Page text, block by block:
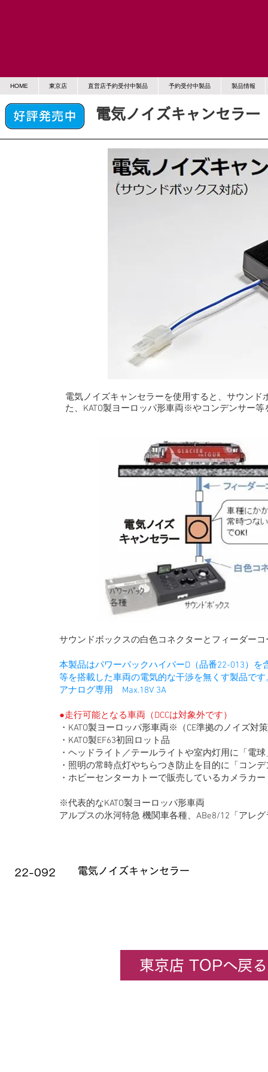
HOME 東京店 直営店予約受付中製品 予約受付中製品 製品情報
電気ノイズキャンセラー
電気ノイズキャンセラーを使用すると、サウン
た、KATO製ヨーロッパ形車両※やコンデンサー
サウンドボックスの白色コネクターとフィーダー
本製品はパワーパックハイパーD（品番22-013）
等を搭載した車両の電気的な干渉を無くす製品です
アナログ専用 Max.18V 3A
●走行可能となる車両（DCCは対象外です）
・KATO製ヨーロッパ形車両※（CE準拠のノイズ対
・KATO製EF63初回ロット品
・ヘッドライト／テールライトや室内灯用に「電
・照明の常時点灯やちらつき防止を目的に「コン
・ホビーセンターカトーで販売しているカメラカー
※代表的なKATO製ヨーロッパ形車両
アルプスの氷河特急 機関車各種、ABe8/12「アレ
22-092 電気ノイズキャンセラー
東京店 TOPへ戻る